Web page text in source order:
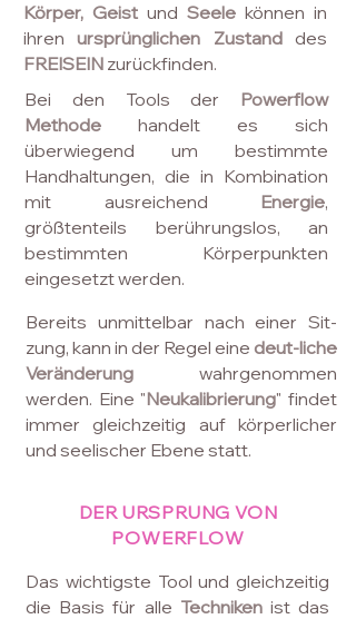
Körper, Geist und Seele können in
ihrenursprünglichen Zustanddes
FREISEIN zurückfinden.
Bei den Tools der Powerflow
Methode handelt es sich
überwiegend um bestimmte
Handhaltungen, die in Kombination
mit ausreichend Energie,
größtenteils berührungslos, an
bestimmten Körperpunkten
eingesetzt werden.
Bereits unmittelbar nach einer Sit-
zung, kann in der Regel eine deut-liche
Veränderung wahrgenommen
werden. Eine "Neukalibrierung" findet
immer gleichzeitig auf körperlicher
und seelischer Ebene statt.
DER URSPRUNG VON
POWERFLOW
Das wichtigste Tool und gleichzeitig
die Basis für alle Technikenist das